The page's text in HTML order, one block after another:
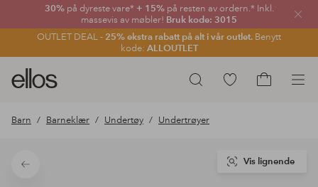
30% på dyreste vare* + 15%på resten av ordern.* Inkl.
massevis av møbler! Bruk kode: 3015
OUTLET DEAL - 25% ekstra rabatt på alt i vår outlet. Benytt
kode: ALLOUTLET
Lukk
Søk
Ellos
logo
gå
forsiden
Gå
Barn Barneklær Undertøy Undertrøyer
Tilbake
Vis lignende